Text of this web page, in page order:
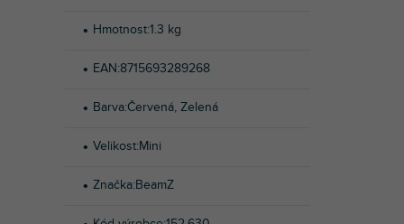
Hmotnost:1.3 kg
EAN:8715693289268
Barva:Červená,Zelená
Velikost:Mini
Značka:BeamZ